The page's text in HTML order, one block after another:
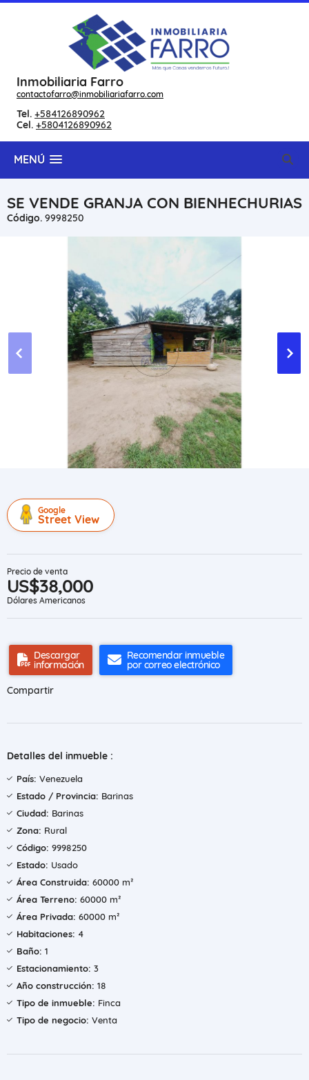
Inmobiliaria Farro
contactofarro@inmobiliariafarro.com
Tel. +584126890962
Cel. +5804126890962
MENÚ
SE VENDE GRANJA CON BIENHECHURIAS
Código. 9998250
Google
Street View
Precio de venta
US$38,000
Dólares Americanos
Descargar
información
Recomendar inmueble
por correo electrónico
Compartir
Detalles del inmueble :
País: Venezuela
Estado / Provincia: Barinas
Ciudad: Barinas
Zona: Rural
Código: 9998250
Estado: Usado
Área Construida: 60000 m²
Área Terreno: 60000 m²
Área Privada: 60000 m²
Habitaciones: 4
Baño: 1
Estacionamiento: 3
Año construcción: 18
Tipo de inmueble: Finca
Tipo de negocio: Venta